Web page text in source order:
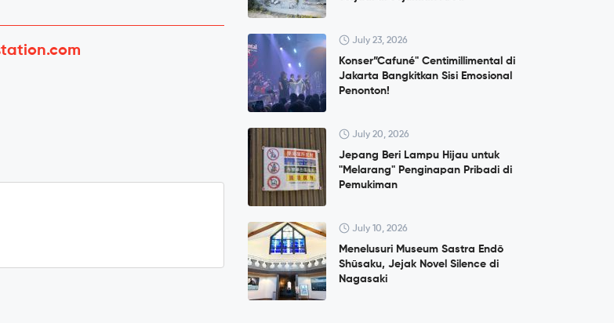
July 23, 2026
Konser”Cafuné" Centimillimental di
Jakarta Bangkitkan Sisi Emosional
Penonton!
July 20, 2026
Jepang Beri Lampu Hijau untuk
"Melarang" Penginapan Pribadi di
Pemukiman
July 10, 2026
Menelusuri Museum Sastra Endō
Shūsaku, Jejak Novel Silence di
Nagasaki